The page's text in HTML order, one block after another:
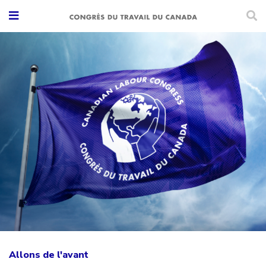
Allons de l'avant